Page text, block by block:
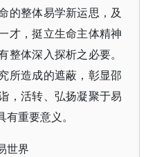
的整体易学新运思，及
才，挺立生命主体精神
整体深入探析之必要。
所造成的遮蔽，彰显邵
，活转、弘扬凝聚于易
重要意义。
世界